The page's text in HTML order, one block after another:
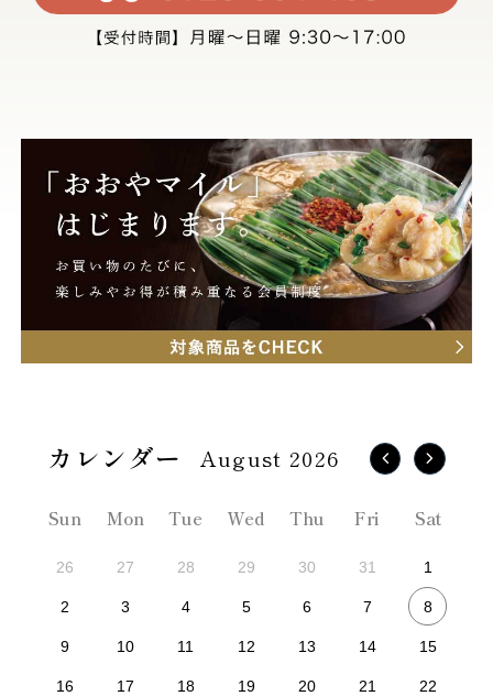
August 2026
Sun Mon Tue Wed Thu Fri Sat
26 27 28 29 30 31 1
2 3 4 5 6 7 8
9 10 11 12 13 14 15
16 17 18 19 20 21 22